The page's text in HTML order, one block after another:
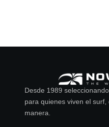
Desde 1989
para quienes viven el
manera.